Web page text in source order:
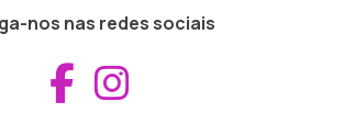
nos nas redes sociais
Aceder ao